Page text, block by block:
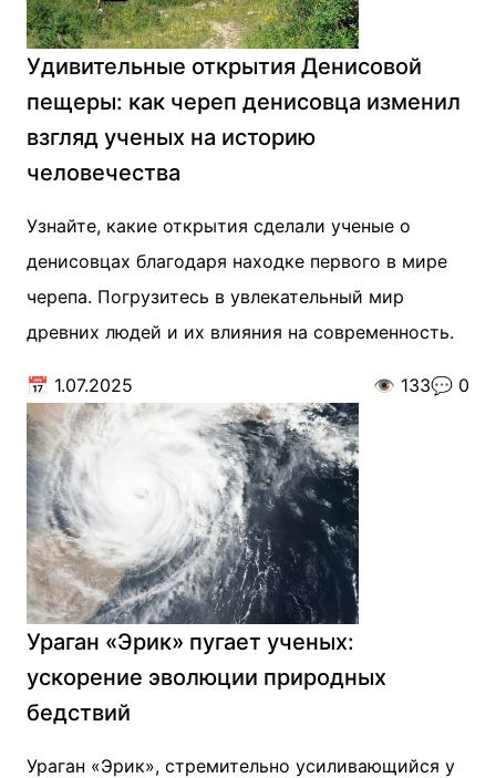
Удивительные открытия Денисовой
пещеры: как череп денисовца изменил
взгляд ученых на историю
человечества
Узнайте, какие открытия сделали ученые о
денисовцах благодаря находке первого в мире
черепа. Погрузитесь в увлекательный мир
древних людей и их влияния на современность.
📅 1.07.2025 👁️ 133💬 0
Ураган «Эрик» пугает ученых:
ускорение эволюции природных
бедствий
Ураган «Эрик», стремительно усиливающийся у